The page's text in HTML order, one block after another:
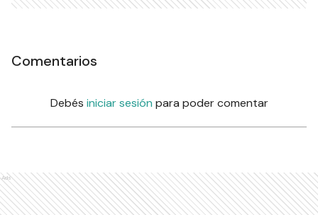
Comentarios
Debés iniciar sesión para poder comentar
Ads